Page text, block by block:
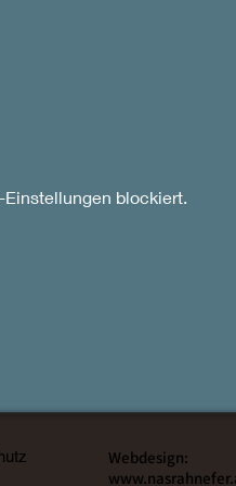
blockiert.
Webdesign: